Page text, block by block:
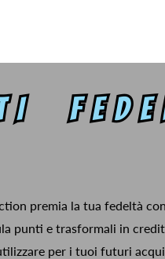
premia la tua fedeltà
punti e trasformali in
per i tuoi futuri